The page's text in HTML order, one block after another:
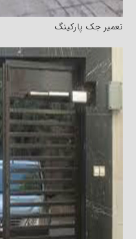
تعمیر جک پارکینگ